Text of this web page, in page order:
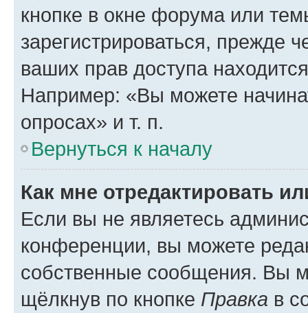
кнопке в окне форума или
зарегистрироваться, прежде
ваших прав доступа
Например: «Вы можете
опросах» и т. п.
Вернуться к началу
Как мне отредактировать
Если вы не являетесь
конференции, вы можете
собственные сообщения. Вы
щёлкнув по кнопке Правка в